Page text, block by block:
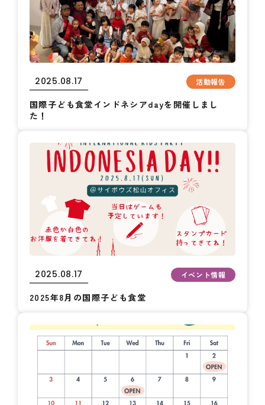
2025.08.17 活動報告
国際子ども食堂インドネシアdayを開催しまし
た！
2025.08.17 イベント情報
2025年8月の国際子ども食堂